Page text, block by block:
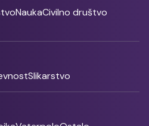
NaukaCivilno društvo
Slikarstvo